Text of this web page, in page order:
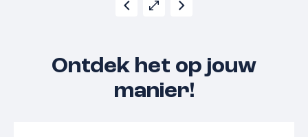
Ontdek het op jouw
manier!